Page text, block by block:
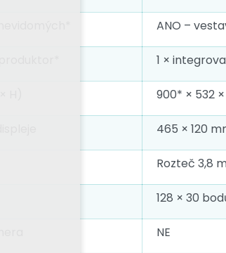
ANO –
1 ×
900* × 532
465 × 120
Rozteč 3,8
128 × 30
NE